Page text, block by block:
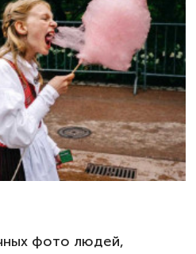
фото людей,